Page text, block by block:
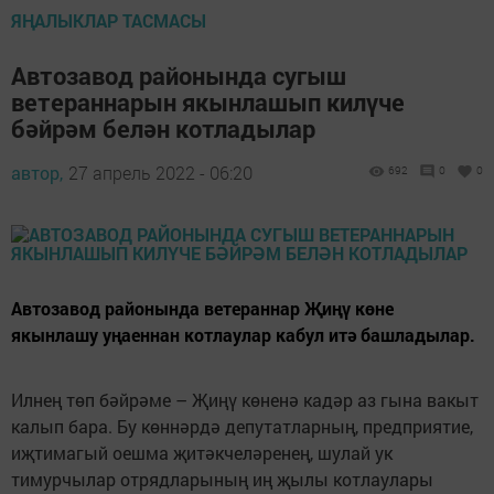
ЯҢАЛЫКЛАР ТАСМАСЫ
Автозавод районында сугыш
ветераннарын якынлашып килүче
бәйрәм белән котладылар
автор, 27 апрель 2022 - 06:20 692 0 0
Автозавод районында ветераннар Җиңү көне
якынлашу уңаеннан котлаулар кабул итә башладылар.
Илнең төп бәйрәме – Җиңү көненә кадәр аз гына вакыт
калып бара. Бу көннәрдә депутатларның, предприятие,
иҗтимагый оешма җитәкчеләренең, шулай ук
тимурчылар отрядларының иң җылы котлаулары